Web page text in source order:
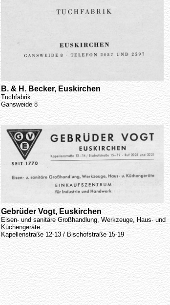
B. & H. Becker, Euskirchen
Tuchfabrik
Gansweide 8
Gebrüder Vogt, Euskirchen
Eisen- und sanitäre Großhandlung, Werkzeuge, Haus- und
Küchengeräte
Kapellenstraße 12-13 / Bischofstraße 15-19